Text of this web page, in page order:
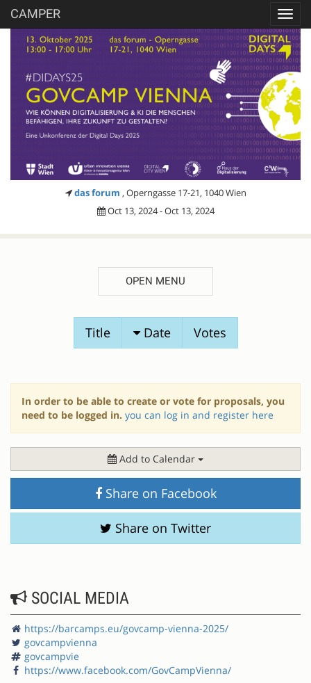
CAMPER
das forum , Operngasse 17-21, 1040 Wien
Oct 13, 2024 - Oct 13, 2024
OPEN MENU
Title Date Votes
In order to be able to create or vote for proposals, you
need to be logged in. you can log in and register here
Add to Calendar
Share on Facebook
Share on Twitter
SOCIAL MEDIA
https://barcamps.eu/govcamp-vienna-2025/
govcampvienna
govcampvie
https://www.facebook.com/GovCampVienna/